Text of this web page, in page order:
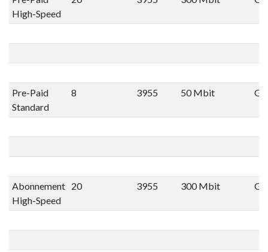
High-Speed
Pre-Paid
Standard
8 3955 50 Mbit
Abonnement
High-Speed
20 3955 300 Mbit